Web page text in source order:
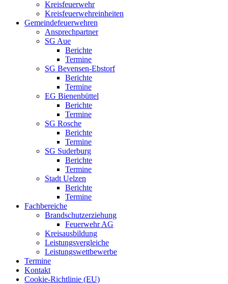
Kreisfeuerwehr
Kreisfeuerwehreinheiten
Gemeindefeuerwehren
Ansprechpartner
SG Aue
Berichte
Termine
SG Bevensen-Ebstorf
Berichte
Termine
EG Bienenbüttel
Berichte
Termine
SG Rosche
Berichte
Termine
SG Suderburg
Berichte
Termine
Stadt Uelzen
Berichte
Termine
Fachbereiche
Brandschutzerziehung
Feuerwehr AG
Kreisausbildung
Leistungsvergleiche
Leistungswettbewerbe
Termine
Kontakt
Cookie-Richtlinie (EU)